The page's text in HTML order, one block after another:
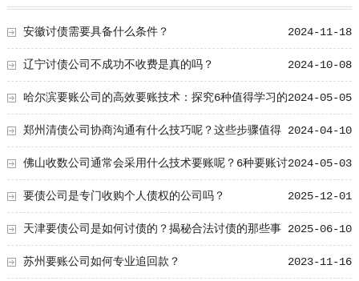
2024-11-18
安徽讨债需要具备什么条件？
2024-10-08
辽宁讨债公司不成功不收费是真的吗？
2024-05-05
哈尔滨要账公司的高效要账技术：探究6种值得学习的
套路经验 2024-04-10
郑州清债公司协商沟通有什么技巧呢？这些步骤值得
掌握！ 2024-05-03
佛山收数公司通常会采用什么技术要账呢？6种要账讨
债套路大总结！ 2025-12-01
要债公司是专门收购个人债权的公司吗？
2025-06-10
天津要债公司是如何讨债的？揭秘合法讨债的那些事
儿 2023-11-16
苏州要账公司如何专业追回款？